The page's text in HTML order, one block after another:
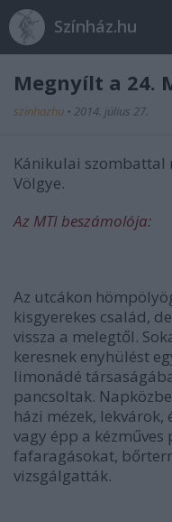
Színház.hu
Megnyílt a 24.
szinhazhu • 2014. július 27.
Kánikulai szombattal
Völgye.
Az MTI beszámolója:
Az utcákon
kisgyerekes család,
vissza a melegtől.
keresnek enyhülést
limonádé
pancsoltak.
házi mézek, lekvárok,
vagy épp a
fafaragásokat,
vizsgálgatták.